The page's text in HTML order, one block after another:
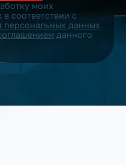
моих
соответствии с
персональных данных
данного